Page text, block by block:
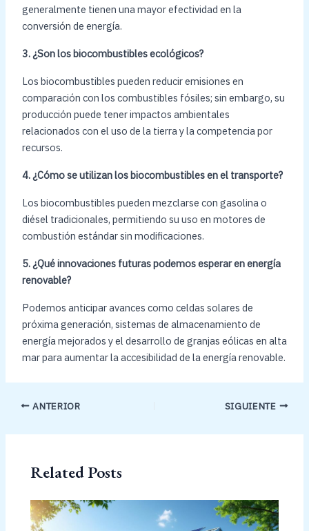
generalmente tienen una mayor efectividad en la
conversión de energía.
3. ¿Son los biocombustibles ecológicos?
Los biocombustibles pueden reducir emisiones en
comparación con los combustibles fósiles; sin embargo, su
producción puede tener impactos ambientales
relacionados con el uso de la tierra y la competencia por
recursos.
4. ¿Cómo se utilizan los biocombustibles en el transporte?
Los biocombustibles pueden mezclarse con gasolina o
diésel tradicionales, permitiendo su uso en motores de
combustión estándar sin modificaciones.
5. ¿Qué innovaciones futuras podemos esperar en energía
renovable?
Podemos anticipar avances como celdas solares de
próxima generación, sistemas de almacenamiento de
energía mejorados y el desarrollo de granjas eólicas en alta
mar para aumentar la accesibilidad de la energía renovable.
ANTERIOR SIGUIENTE
Related Posts